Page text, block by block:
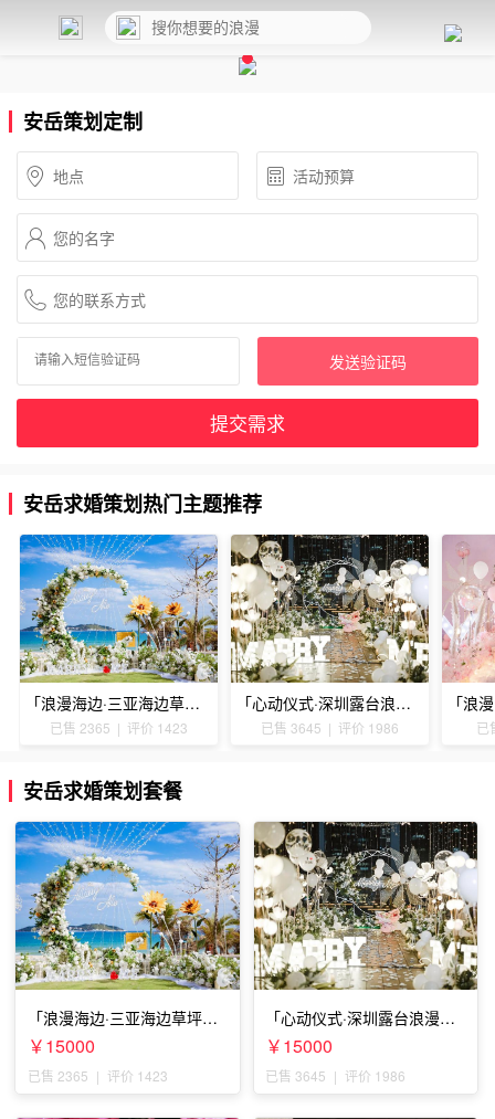
安岳策划定制
发送验证码
提交需求
安岳求婚策划热门主题推荐
「浪漫海边·三亚海边草坪浪漫求婚」
已售 2365 | 评价 1423
「心动仪式·深圳露台浪漫求婚」
已售 3645 | 评价 1986 已
安岳求婚策划套餐
「浪漫海边·三亚海边草坪浪
漫求婚」
￥15000
已售 2365 | 评价 1423
「心动仪式·深圳露台浪漫求
婚」
￥15000
已售 3645 | 评价 1986